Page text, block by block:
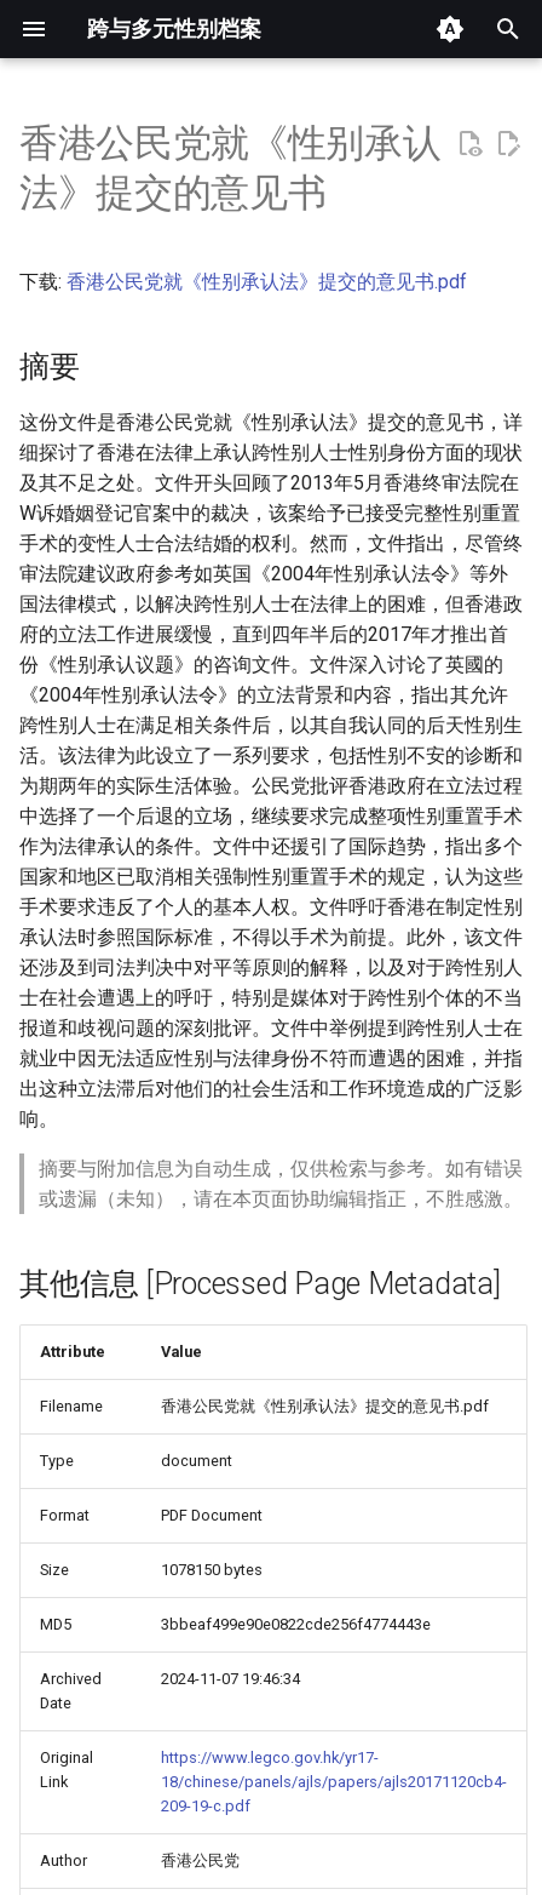
跨与多元性别档案
入
以
开
摘要
香港公民党就《性别承认
法》提交的意见书
下载: 香港公民党就《性别承认法》提交的意见书.pdf
摘要
这份文件是香港公民党就《性别承认法》提交的意见书，详
细探讨了香港在法律上承认跨性别人士性别身份方面的现状
及其不足之处。文件开头回顾了2013年5月香港终审法院在
W诉婚姻登记官案中的裁决，该案给予已接受完整性别重置
手术的变性人士合法结婚的权利。然而，文件指出，尽管终
审法院建议政府参考如英国《2004年性别承认法令》等外
国法律模式，以解决跨性别人士在法律上的困难，但香港政
府的立法工作进展缓慢，直到四年半后的2017年才推出首
份《性别承认议题》的咨询文件。文件深入讨论了英國的
《2004年性别承认法令》的立法背景和内容，指出其允许
跨性别人士在满足相关条件后，以其自我认同的后天性别生
活。该法律为此设立了一系列要求，包括性别不安的诊断和
为期两年的实际生活体验。公民党批评香港政府在立法过程
中选择了一个后退的立场，继续要求完成整项性别重置手术
作为法律承认的条件。文件中还援引了国际趋势，指出多个
国家和地区已取消相关强制性别重置手术的规定，认为这些
手术要求违反了个人的基本人权。文件呼吁香港在制定性别
承认法时参照国际标准，不得以手术为前提。此外，该文件
还涉及到司法判决中对平等原则的解释，以及对于跨性别人
士在社会遭遇上的呼吁，特别是媒体对于跨性别个体的不当
报道和歧视问题的深刻批评。文件中举例提到跨性别人士在
就业中因无法适应性别与法律身份不符而遭遇的困难，并指
出这种立法滞后对他们的社会生活和工作环境造成的广泛影
响。
摘要与附加信息为自动生成，仅供检索与参考。如有错误
或遗漏（未知），请在本页面协助编辑指正，不胜感激。
其他信息 [Processed Page Metadata]
Attribute Value
Filename 香港公民党就《性别承认法》提交的意见书.pdf
Type document
Format PDF Document
Size 1078150 bytes
MD5 3bbeaf499e90e0822cde256f4774443e
Archived
Date
2024-11-07 19:46:34
Original
Link
https://www.legco.gov.hk/yr17-
18/chinese/panels/ajls/papers/ajls20171120cb4-
209-19-c.pdf
Author 香港公民党